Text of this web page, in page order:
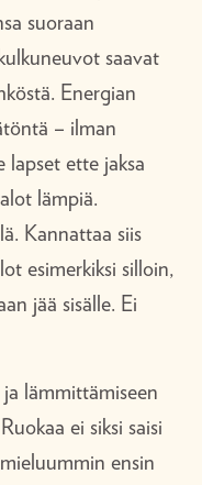
suoraan
saavat
Energian
– ilman
lapset ette jaksa
lämpiä.
Kannattaa siis
esimerkiksi silloin,
jää sisälle. Ei
lämmittämiseen
ei siksi saisi
ensin